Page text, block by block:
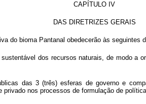
CAPÍTULO IV
DAS DIRETRIZES GERAIS
do bioma Pantanal obedecerão às seguintes
dos recursos naturais, de modo
das 3 (três) esferas de governo e
nos processos de formulação de